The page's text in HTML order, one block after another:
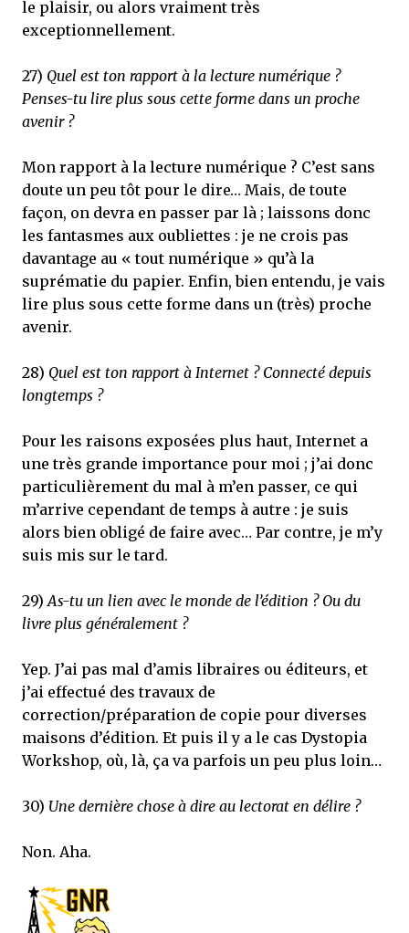
le plaisir, ou alors vraiment très
exceptionnellement.
27) Quel est ton rapport à la lecture numérique ?
Penses-tu lire plus sous cette forme dans un proche
avenir ?
Mon rapport à la lecture numérique ? C’est sans
doute un peu tôt pour le dire… Mais, de toute
façon, on devra en passer par là ; laissons donc
les fantasmes aux oubliettes : je ne crois pas
davantage au « tout numérique » qu’à la
suprématie du papier. Enfin, bien entendu, je vais
lire plus sous cette forme dans un (très) proche
avenir.
28) Quel est ton rapport à Internet ? Connecté depuis
longtemps ?
Pour les raisons exposées plus haut, Internet a
une très grande importance pour moi ; j’ai donc
particulièrement du mal à m’en passer, ce qui
m’arrive cependant de temps à autre : je suis
alors bien obligé de faire avec… Par contre, je m’y
suis mis sur le tard.
29)As-tu un lien avec le monde de l’édition ? Ou du
livre plus généralement ?
Yep. J’ai pas mal d’amis libraires ou éditeurs, et
j’ai effectué des travaux de
correction/préparation de copie pour diverses
maisons d’édition. Et puis il y a le cas Dystopia
Workshop, où, là, ça va parfois un peu plus loin…
30) Une dernière chose à dire au lectorat en délire ?
Non. Aha.